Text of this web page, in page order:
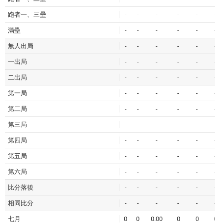
跑者一、三壘 - - - - - -
滿壘 - - - - - -
無人出局 - - - - - -
一出局 - - - - - -
二出局 - - - - - -
第一局 - - - - - -
第二局 - - - - - -
第三局 - - - - - -
第四局 - - - - - -
第五局 - - - - - -
第六局 - - - - - -
比分落後 - - - - - -
相同比分 - - - - - -
七月 0 0 0.00 0 0 0